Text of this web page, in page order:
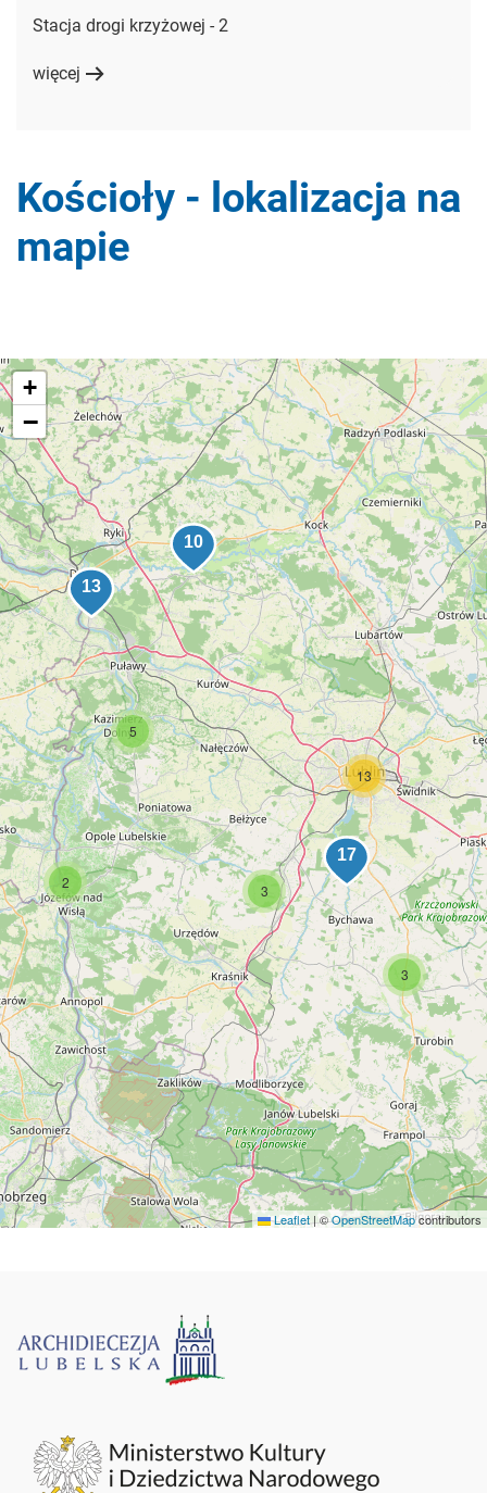
Stacja drogi krzyżowej - 2
więcej
Kościoły - lokalizacja na
mapie
3
5
2 3
13
+
−
Leaflet |©OpenStreetMapcontributors